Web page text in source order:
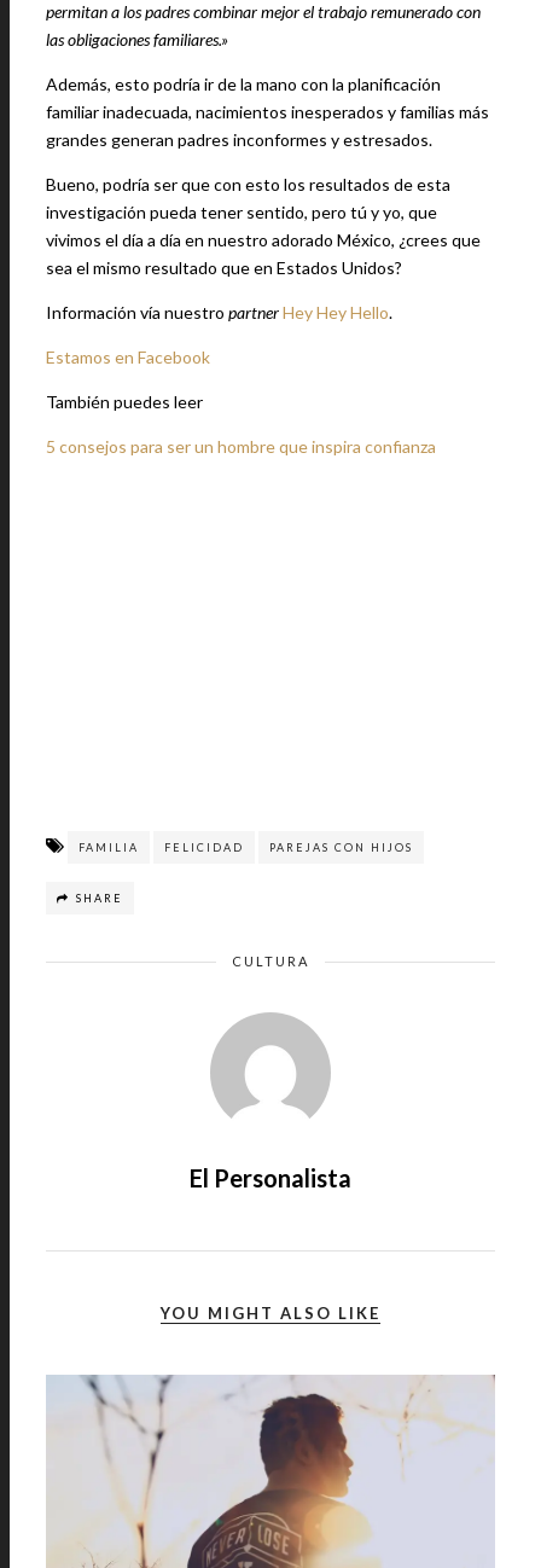
permitan a los padres combinar mejor el trabajo remunerado con
las obligaciones familiares.»
Además, esto podría ir de la mano con la planificación
familiar inadecuada, nacimientos inesperados y familias más
grandes generan padres inconformes y estresados.
Bueno, podría ser que con esto los resultados de esta
investigación pueda tener sentido, pero tú y yo, que
vivimos el día a día en nuestro adorado México, ¿crees que
sea el mismo resultado que en Estados Unidos?
Información vía nuestro partnerHey Hey Hello.
Estamos en Facebook
También puedes leer
5 consejos para ser un hombre que inspira confianza
FAMILIA FELICIDAD PAREJAS CON HIJOS
SHARE
CULTURA
El Personalista
YOU MIGHT ALSO LIKE